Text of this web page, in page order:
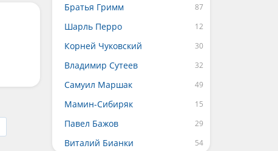
Братья Гримм
Шарль Перро
Корней Чуковский
Владимир Сутеев
Самуил Маршак
Мамин-Сибиряк
Павел Бажов
Виталий Бианки